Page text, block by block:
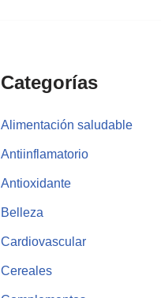
Categorías
Alimentación saludable
Antiinflamatorio
Antioxidante
Belleza
Cardiovascular
Cereales